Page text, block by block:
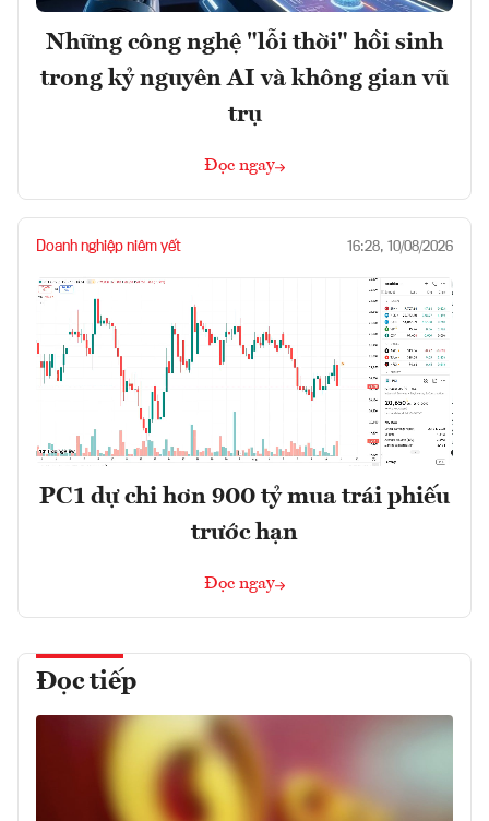
Những công nghệ "lỗi thời" hồi sinh
trong kỷ nguyên AI và không gian vũ
trụ
Đọc ngay
Doanh nghiệp niêm yết 16:28, 10/08/2026
PC1 dự chi hơn 900 tỷ mua trái phiếu
trước hạn
Đọc ngay
Đọc tiếp